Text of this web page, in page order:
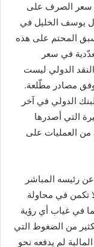
سعر الصرف على
يوسف الخليل في
المحتم على هذه
في سعر
الدولي ليست
وفق مصادر مطّلعة.
الدولي في آخر
التي أصدرها
العمليات على
عن رئيسه المباشر
تكمن في محاولة
في غياب أي رؤية
من الضغوط التي
لم يدفعه نحو